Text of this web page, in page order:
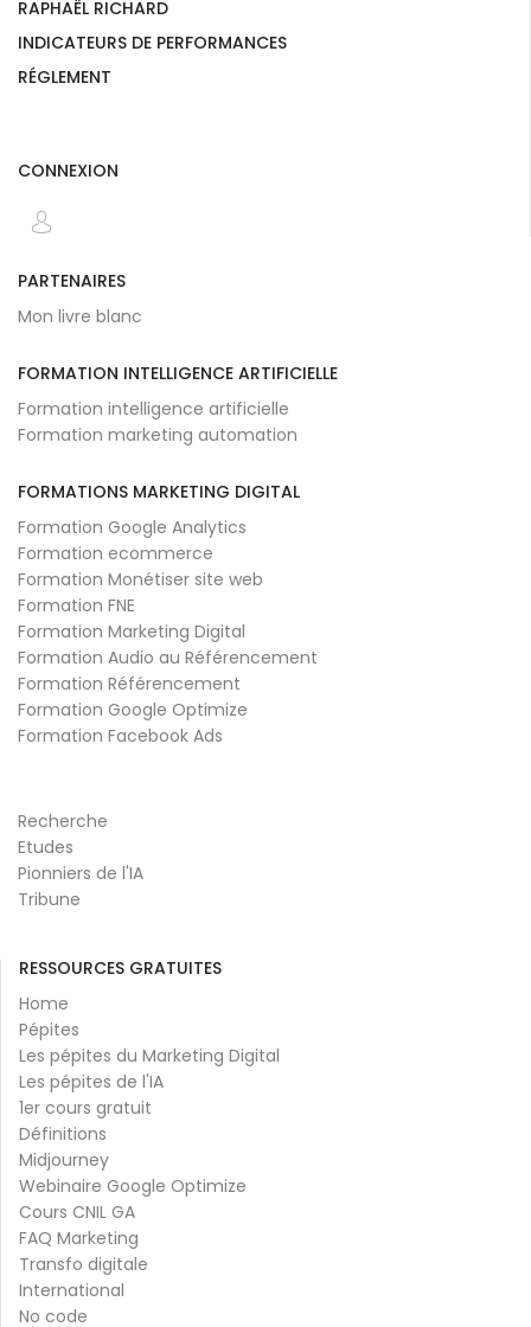
RAPHAËL RICHARD
INDICATEURS DE PERFORMANCES
RÉGLEMENT
CONNEXION
PARTENAIRES
Mon livre blanc
FORMATION INTELLIGENCE ARTIFICIELLE
Formation intelligence artificielle
Formation marketing automation
FORMATIONS MARKETING DIGITAL
Formation Google Analytics
Formation ecommerce
Formation Monétiser site web
Formation FNE
Formation Marketing Digital
Formation Audio au Référencement
Formation Référencement
Formation Google Optimize
Formation Facebook Ads
Recherche
Etudes
Pionniers de l'IA
Tribune
RESSOURCES GRATUITES
Home
Pépites
Les pépites du Marketing Digital
Les pépites de l'IA
1er cours gratuit
Définitions
Midjourney
Webinaire Google Optimize
Cours CNIL GA
FAQ Marketing
Transfo digitale
International
No code